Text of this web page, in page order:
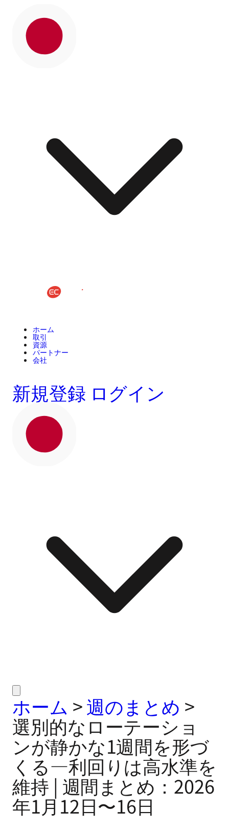
ホーム
取引
資源
パートナー
会社
新規登録 ログイン
ホーム >週のまとめ >
選別的なローテーショ
ンが静かな1週間を形づ
くる—利回りは高水準を
維持 | 週間まとめ：2026
年1月12日〜16日